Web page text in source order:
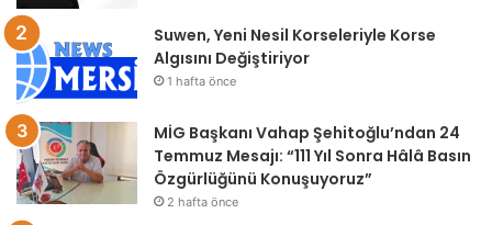
Suwen, Yeni Nesil Korseleriyle Korse
Algısını Değiştiriyor
1 hafta önce
MİG Başkanı Vahap Şehitoğlu’ndan 24
Temmuz Mesajı: “111 Yıl Sonra Hâlâ Basın
Özgürlüğünü Konuşuyoruz”
2 hafta önce